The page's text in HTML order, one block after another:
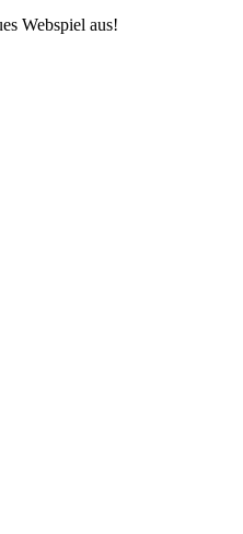
Webspiel aus!